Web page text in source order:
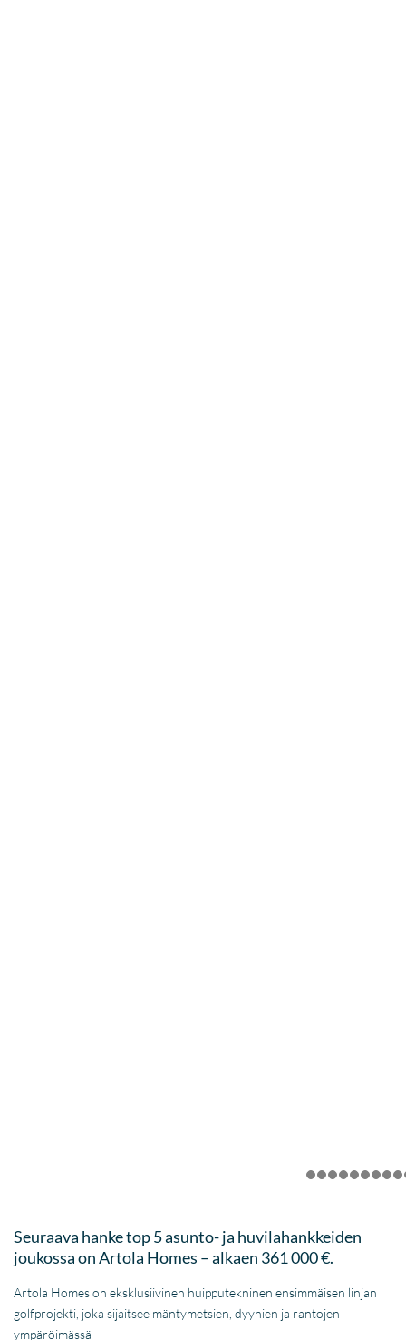
Seuraava hanke top 5 asunto- ja huvilahankkeiden
joukossa on Artola Homes – alkaen 361 000 €.
Artola Homes on eksklusiivinen huipputekninen ensimmäisen linjan
golfprojekti, joka sijaitsee mäntymetsien, dyynien ja rantojen
ympäröimässä